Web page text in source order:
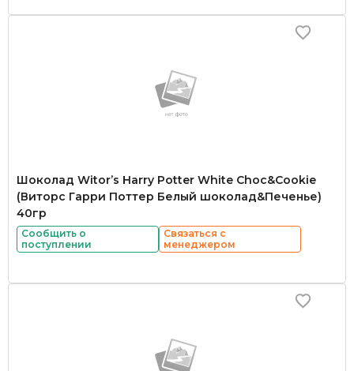
Шоколад Witor’s Harry Potter White Choc&Cookie
(Виторс Гарри Поттер Белый шоколад&Печенье)
40гр
Сообщить о
поступлении
Связаться с
менеджером